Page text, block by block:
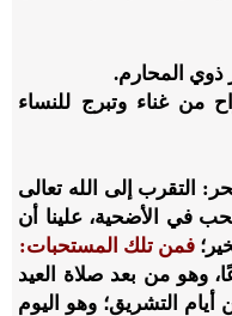
ذوي المحارم.
من غناء وتبرج للنساء
التقرب إلى الله تعالى
في الأضحية، علينا أن
فمن تلك المستحبات:
وهو من بعد صلاة العيد
التشريق؛ وهو اليوم